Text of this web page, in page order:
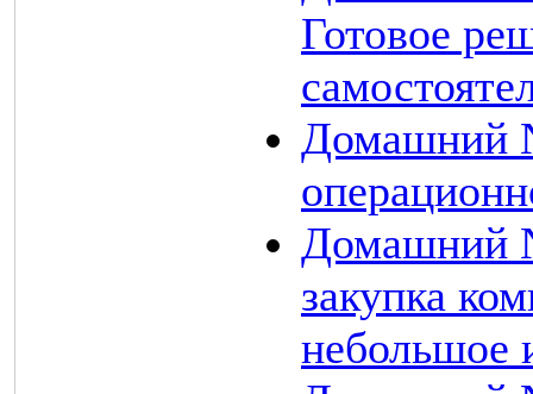
Готовое
Домашний
Домашний
закупка
небольшое